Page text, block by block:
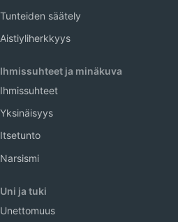
Tunteiden säätely
Aistiyliherkkyys
Ihmissuhteet ja minäkuva
Ihmissuhteet
Yksinäisyys
Itsetunto
Narsismi
Uni ja tuki
Unettomuus